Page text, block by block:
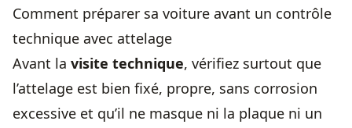
Comment préparer sa voiture avant un contrôle
technique avec attelage
Avant la visite technique, vérifiez surtout que
l’attelage est bien fixé, propre, sans corrosion
excessive et qu’il ne masque ni la plaque ni un